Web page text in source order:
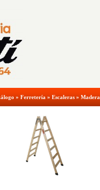
» Ferretería » Escaleras » Madera